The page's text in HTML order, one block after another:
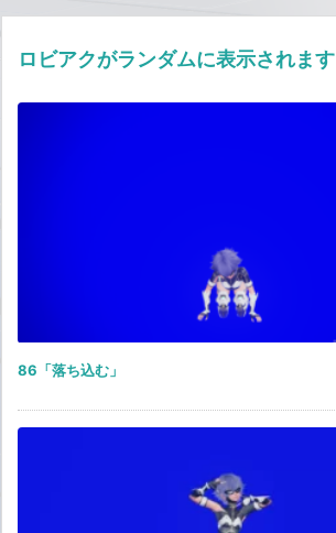
ロビアクがランダムに表示されます
86「落ち込む」